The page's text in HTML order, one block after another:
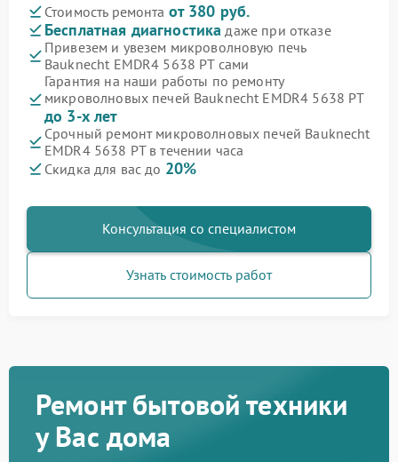
Стоимость ремонта от 380 руб.
Бесплатная диагностика даже при отказе
Привезем и увезем микроволновую печь
Bauknecht EMDR4 5638 PT сами
Гарантия на наши работы по ремонту
микроволновых печей Bauknecht EMDR4 5638 PT
до 3-х лет
Срочный ремонт микроволновых печей Bauknecht
EMDR4 5638 PT в течении часа
Скидка для вас до 20%
Консультация со специалистом
Узнать стоимость работ
Ремонт бытовой техники
у Вас дома